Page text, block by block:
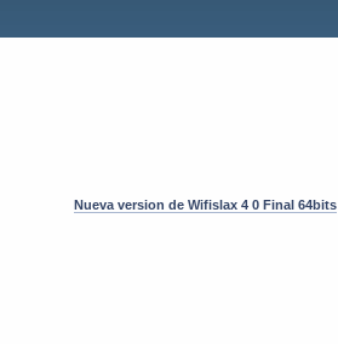
Nueva version de Wifislax 4 0 Final 64bits